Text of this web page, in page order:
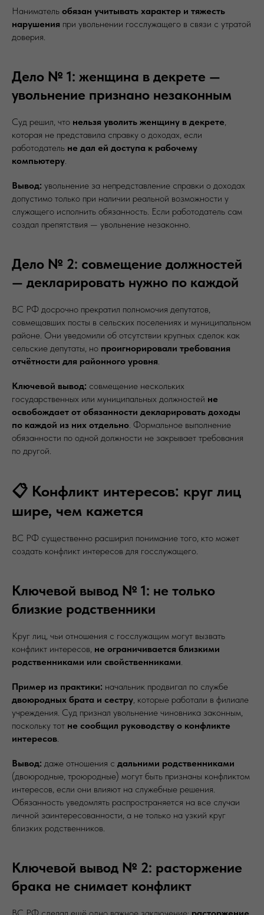
Наниматель обязан учитывать характер и тяжесть
нарушения при увольнении госслужащего в связи с утратой
доверия.
Дело № 1: женщина в декрете —
увольнение признано незаконным
Суд решил, что нельзя уволить женщину в декрете,
которая не представила справку о доходах, если
работодатель не дал ей доступа к рабочему
компьютеру.
Вывод: увольнение за непредставление справки о доходах
допустимо только при наличии реальной возможности у
служащего исполнить обязанность. Если работодатель сам
создал препятствия — увольнение незаконно.
Дело № 2: совмещение должностей
— декларировать нужно по каждой
ВС РФ досрочно прекратил полномочия депутатов,
совмещавших посты в сельских поселениях и муниципальном
районе. Они уведомили об отсутствии крупных сделок как
сельские депутаты, но проигнорировали требования
отчётности для районного уровня.
Ключевой вывод: совмещение нескольких
государственных или муниципальных должностей не
освобождает от обязанности декларировать доходы
по каждой из них отдельно. Формальное выполнение
обязанности по одной должности не закрывает требования
по другой.
📋 Конфликт интересов: круг лиц
шире, чем кажется
ВС РФ существенно расширил понимание того, кто может
создать конфликт интересов для госслужащего.
Ключевой вывод № 1: не только
близкие родственники
Круг лиц, чьи отношения с госслужащим могут вызвать
конфликт интересов, не ограничивается близкими
родственниками или свойственниками.
Пример из практики: начальник продвигал по службе
двоюродных брата и сестру, которые работали в филиале
учреждения. Суд признал увольнение чиновника законным,
поскольку тот не сообщил руководству о конфликте
интересов.
Вывод: даже отношения с дальними родственниками
(двоюродные, троюродные) могут быть признаны конфликтом
интересов, если они влияют на служебные решения.
Обязанность уведомлять распространяется на все случаи
личной заинтересованности, а не только на узкий круг
близких родственников.
Ключевой вывод № 2: расторжение
брака не снимает конфликт